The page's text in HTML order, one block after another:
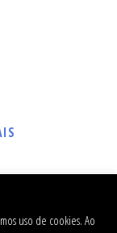
uso de cookies. Ao